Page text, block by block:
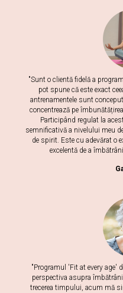
"Sunt o clientă fidelă a
pot spune că este exact
antrenamentele sunt
concentrează pe
Participând regulat la
semnificativă a nivelului meu
de spirit. Este cu adevărat o
excelentă de a
"Programul 'Fit at every age'
perspectiva asupra
trecerea timpului, acum mă